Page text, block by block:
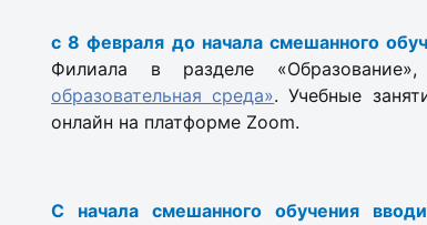
с 8 февраля до начала смешанного
Филиала в разделе
образовательная среда». Учебные
онлайн на платформе Zoom.
С начала смешанного обучения